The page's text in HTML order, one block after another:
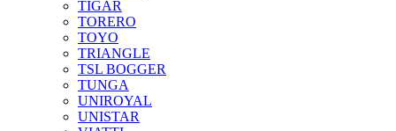
TIGAR
TORERO
TOYO
TRIANGLE
TSL BOGGER
TUNGA
UNIROYAL
UNISTAR